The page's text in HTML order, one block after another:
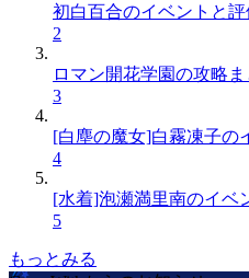
初白百合のイベントと評
2
ロマン開花学園の攻略ま
3
[白塵の魔女]白霧凍子の
4
[水着]泡瀬満里南のイベ
5
もっとみる